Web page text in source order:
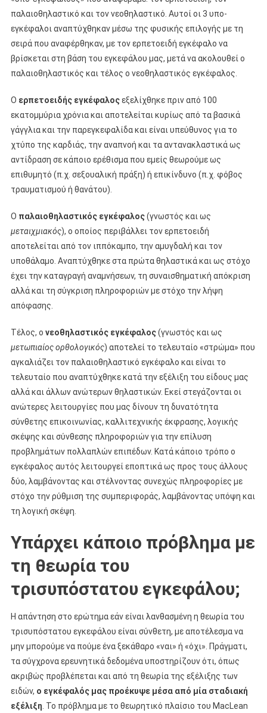
παλαιοθηλαστικό και τον νεοθηλαστικό. Αυτοί οι 3 υπο-
εγκέφαλοι αναπτύχθηκαν μέσω της φυσικής επιλογής με τη
σειρά που αναφέρθηκαν, με τον ερπετοειδή εγκέφαλο να
βρίσκεται στη βάση του εγκεφάλου μας, μετά να ακολουθεί ο
παλαιοθηλαστικός και τέλος ο νεοθηλαστικός εγκέφαλος.
Ο ερπετοειδής εγκέφαλοςεξελίχθηκε πριν από 100
εκατομμύρια χρόνια και αποτελείται κυρίως από τα βασικά
γάγγλια και την παρεγκεφαλίδα και είναι υπεύθυνος για το
χτύπο της καρδιάς, την αναπνοή και τα αντανακλαστικά ως
αντίδραση σε κάποιο ερέθισμα που εμείς θεωρούμε ως
επιθυμητό (π.χ. σεξουαλική πράξη) ή επικίνδυνο (π.χ. φόβος
τραυματισμού ή θανάτου).
Ο παλαιοθηλαστικός εγκέφαλος(γνωστός και ως
μεταιχμιακός), ο οποίος περιβάλλει τον ερπετοειδή
αποτελείται από τον ιππόκαμπο, την αμυγδαλή και τον
υποθάλαμο. Αναπτύχθηκε στα πρώτα θηλαστικά και ως στόχο
έχει την καταγραγή αναμνήσεων, τη συναισθηματική απόκριση
αλλά και τη σύγκριση πληροφοριών με στόχο την λήψη
απόφασης.
Τέλος, ο νεοθηλαστικός εγκέφαλος(γνωστός και ως
μετωπιαίος ορθολογικός) αποτελεί το τελευταίο «στρώμα» που
αγκαλιάζει τον παλαιοθηλαστικό εγκέφαλο και είναι το
τελευταίο που αναπτύχθηκε κατά την εξέλιξη του είδους μας
αλλά και άλλων ανώτερων θηλαστικών. Εκεί στεγάζονται οι
ανώτερες λειτουργίες που μας δίνουν τη δυνατότητα
σύνθετης επικοινωνίας, καλλιτεχνικής έκφρασης, λογικής
σκέψης και σύνθεσης πληροφοριών για την επίλυση
προβλημάτων πολλαπλών επιπέδων. Κατά κάποιο τρόπο ο
εγκέφαλος αυτός λειτουργεί εποπτικά ως προς τους άλλους
δύο, λαμβάνοντας και στέλνοντας συνεχώς πληροφορίες με
στόχο την ρύθμιση της συμπεριφοράς, λαμβάνοντας υπόψη και
τη λογική σκέψη.
Υπάρχει κάποιο πρόβλημα με
τη θεωρία του
τρισυπόστατου εγκεφάλου;
Η απάντηση στο ερώτημα εάν είναι λανθασμένη η θεωρία του
τρισυπόστατου εγκεφάλου είναι σύνθετη, με αποτέλεσμα να
μην μπορούμε να πούμε ένα ξεκάθαρο «ναι» ή «όχι». Πράγματι,
τα σύγχρονα ερευνητικά δεδομένα υποστηρίζουν ότι, όπως
ακριβώς προβλέπεται και από τη θεωρία της εξέλιξης των
ειδών, ο εγκέφαλός μας προέκυψε μέσα από μία σταδιακή
εξέλιξη. Το πρόβλημα με το θεωρητικό πλαίσιο του MacLean